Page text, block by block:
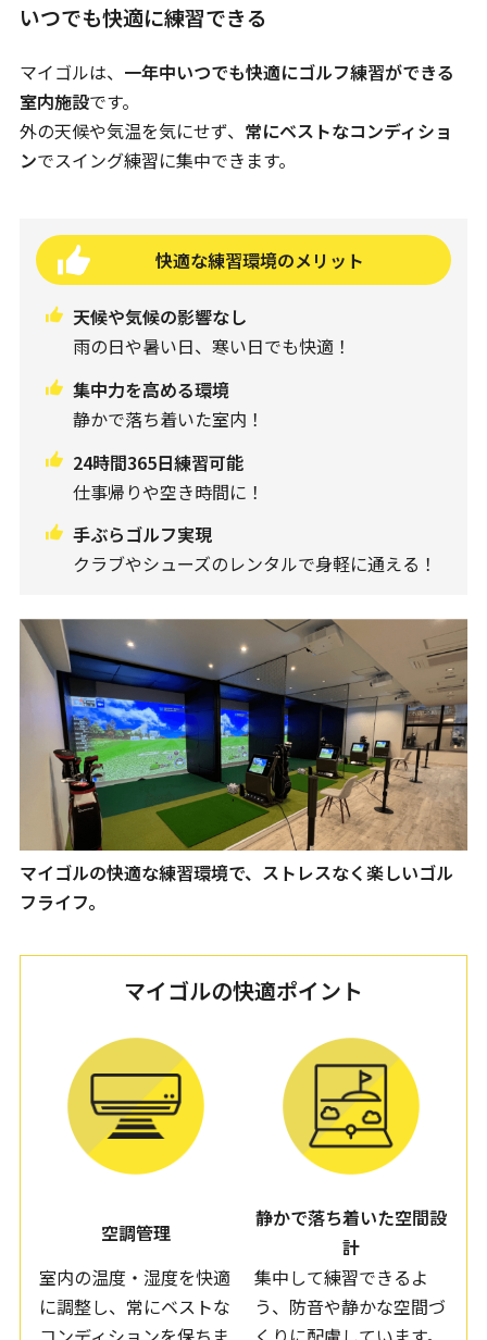
いつでも快適に練習できる
マイゴルは、 一年中いつでも快適にゴルフ練習ができる
室内施設です。
外の天候や気温を気にせず、 常にベストなコンディショ
ンでスイング練習に集中できます。
快適な練習環境のメリット
天候や気候の影響なし
雨の日や暑い日、寒い日でも快適！
集中力を高める環境
静かで落ち着いた室内！
24時間365日練習可能
仕事帰りや空き時間に！
手ぶらゴルフ実現
クラブやシューズのレンタルで身軽に通える！
マイゴルの快適な練習環境で、ストレスなく楽しいゴル
フライフ。
マイゴルの快適ポイント
空調管理
室内の温度・湿度を快適
に調整し、常にベストな
静かで落ち着いた空間設
計
集中して練習できるよ
う、防音や静かな空間づ